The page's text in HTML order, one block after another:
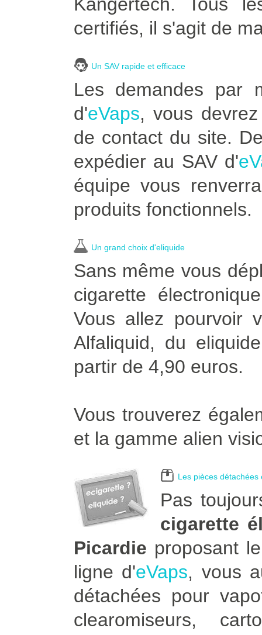
certifiés, il s'agit de
Un SAV rapide et efficace
Les demandes par
d'eVaps, vous
de contact du site.
expédier au SAV d'
équipe vous
produits fonctionnels.
Un grand choix d'eliquide
Sans même vous
cigarette
Vous allez pourvoir
Alfaliquid, du
partir de 4,90 euros.
Vous trouverez
et la gamme alien
Les pièces détachées
Pas
cigarette
Picardie proposant
ligne d'eVaps, vous
détachées pour
clearomiseurs,